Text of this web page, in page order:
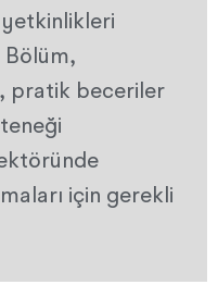
Bölüm,
pratik beceriler
için gerekli